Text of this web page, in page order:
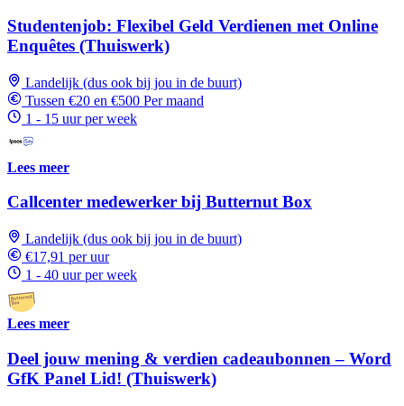
Studentenjob: Flexibel Geld Verdienen met Online
Enquêtes (Thuiswerk)
Landelijk (dus ook bij jou in de buurt)
Tussen €20 en €500 Per maand
1 - 15 uur per week
Lees meer
Callcenter medewerker bij Butternut Box
Landelijk (dus ook bij jou in de buurt)
€17,91 per uur
1 - 40 uur per week
Lees meer
Deel jouw mening & verdien cadeaubonnen – Word
GfK Panel Lid! (Thuiswerk)